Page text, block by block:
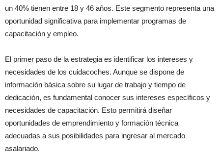
un 40% tienen entre 18 y 46 años. Este segmento representa una
oportunidad significativa para implementar programas de
capacitación y empleo.
El primer paso de la estrategia es identificar los intereses y
necesidades de los cuidacoches. Aunque se dispone de
información básica sobre su lugar de trabajo y tiempo de
dedicación, es fundamental conocer sus intereses específicos y
necesidades de capacitación. Esto permitirá diseñar
oportunidades de emprendimiento y formación técnica
adecuadas a sus posibilidades para ingresar al mercado
asalariado.